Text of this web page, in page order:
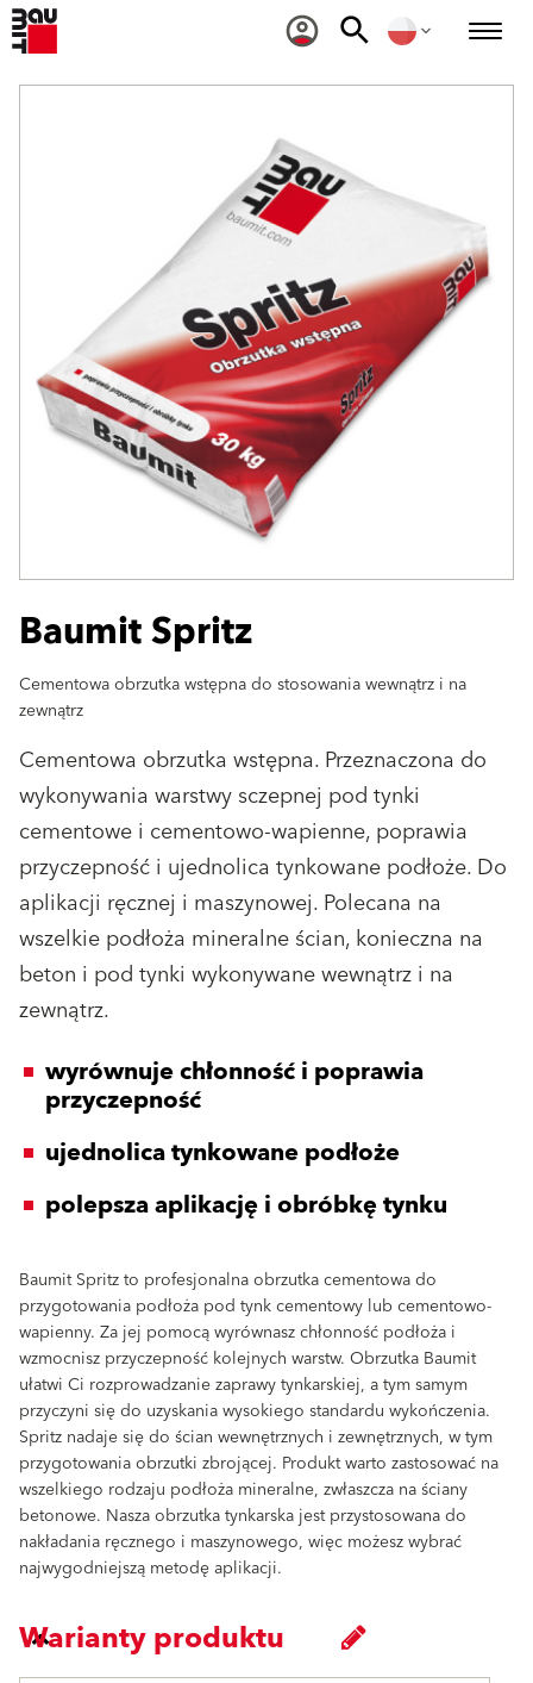
Baumit Spritz
Cementowa obrzutka wstępna do stosowania wewnątrz i na
zewnątrz
Cementowa obrzutka wstępna. Przeznaczona do
wykonywania warstwy sczepnej pod tynki
cementowe i cementowo-wapienne, poprawia
przyczepność i ujednolica tynkowane podłoże. Do
aplikacji ręcznej i maszynowej. Polecana na
wszelkie podłoża mineralne ścian, konieczna na
beton i pod tynki wykonywane wewnątrz i na
zewnątrz.
wyrównuje chłonność i poprawia
przyczepność
ujednolica tynkowane podłoże
polepsza aplikację i obróbkę tynku
Baumit Spritz to profesjonalna obrzutka cementowa do
przygotowania podłoża pod tynk cementowy lub cementowo-
wapienny. Za jej pomocą wyrównasz chłonność podłoża i
wzmocnisz przyczepność kolejnych warstw. Obrzutka Baumit
ułatwi Ci rozprowadzanie zaprawy tynkarskiej, a tym samym
przyczyni się do uzyskania wysokiego standardu wykończenia.
Spritz nadaje się do ścian wewnętrznych i zewnętrznych, w tym
przygotowania obrzutki zbrojącej. Produkt warto zastosować na
wszelkiego rodzaju podłoża mineralne, zwłaszcza na ściany
betonowe. Nasza obrzutka tynkarska jest przystosowana do
nakładania ręcznego i maszynowego, więc możesz wybrać
najwygodniejszą metodę aplikacji.
Warianty produktu